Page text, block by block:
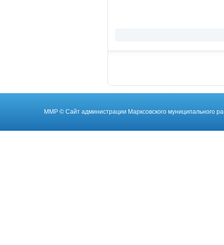
ММР © Cайт администрации Марксовского муниципального